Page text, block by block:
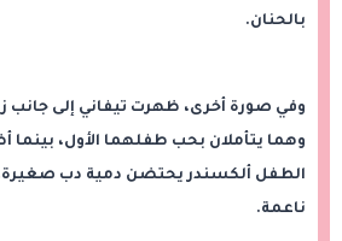
بالحنان.
وفي صورة أخرى، ظهرت تيفاني إلى جانب
وهما يتأملان بحب طفلهما الأول، بينما
الطفل ألكسندر يحتضن دمية دب صغيرة،
ناعمة.